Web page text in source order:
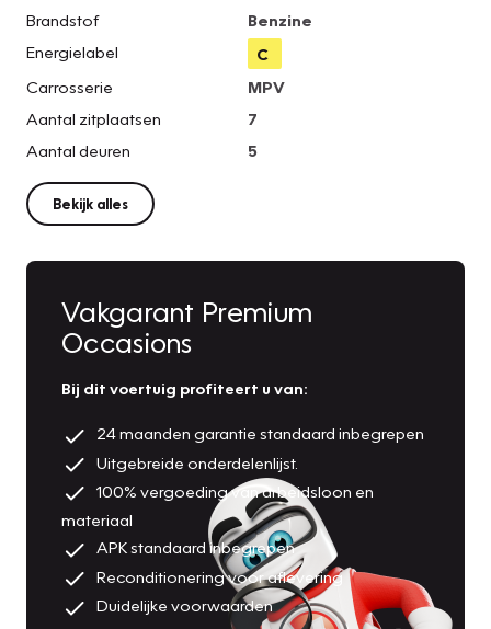
Brandstof
Benzine
Energielabel
C
Carrosserie
MPV
Aantal zitplaatsen
7
Aantal deuren
5
Bekijk alles
Vakgarant Premium
Occasions
Bij dit voertuig profiteert u van:
24 maanden garantie standaard inbegrepen
Uitgebreide onderdelenlijst.
100% vergoeding van arbeidsloon en
materiaal
APK standaard inbegrepen
Reconditionering voor aflevering
Duidelijke voorwaarden